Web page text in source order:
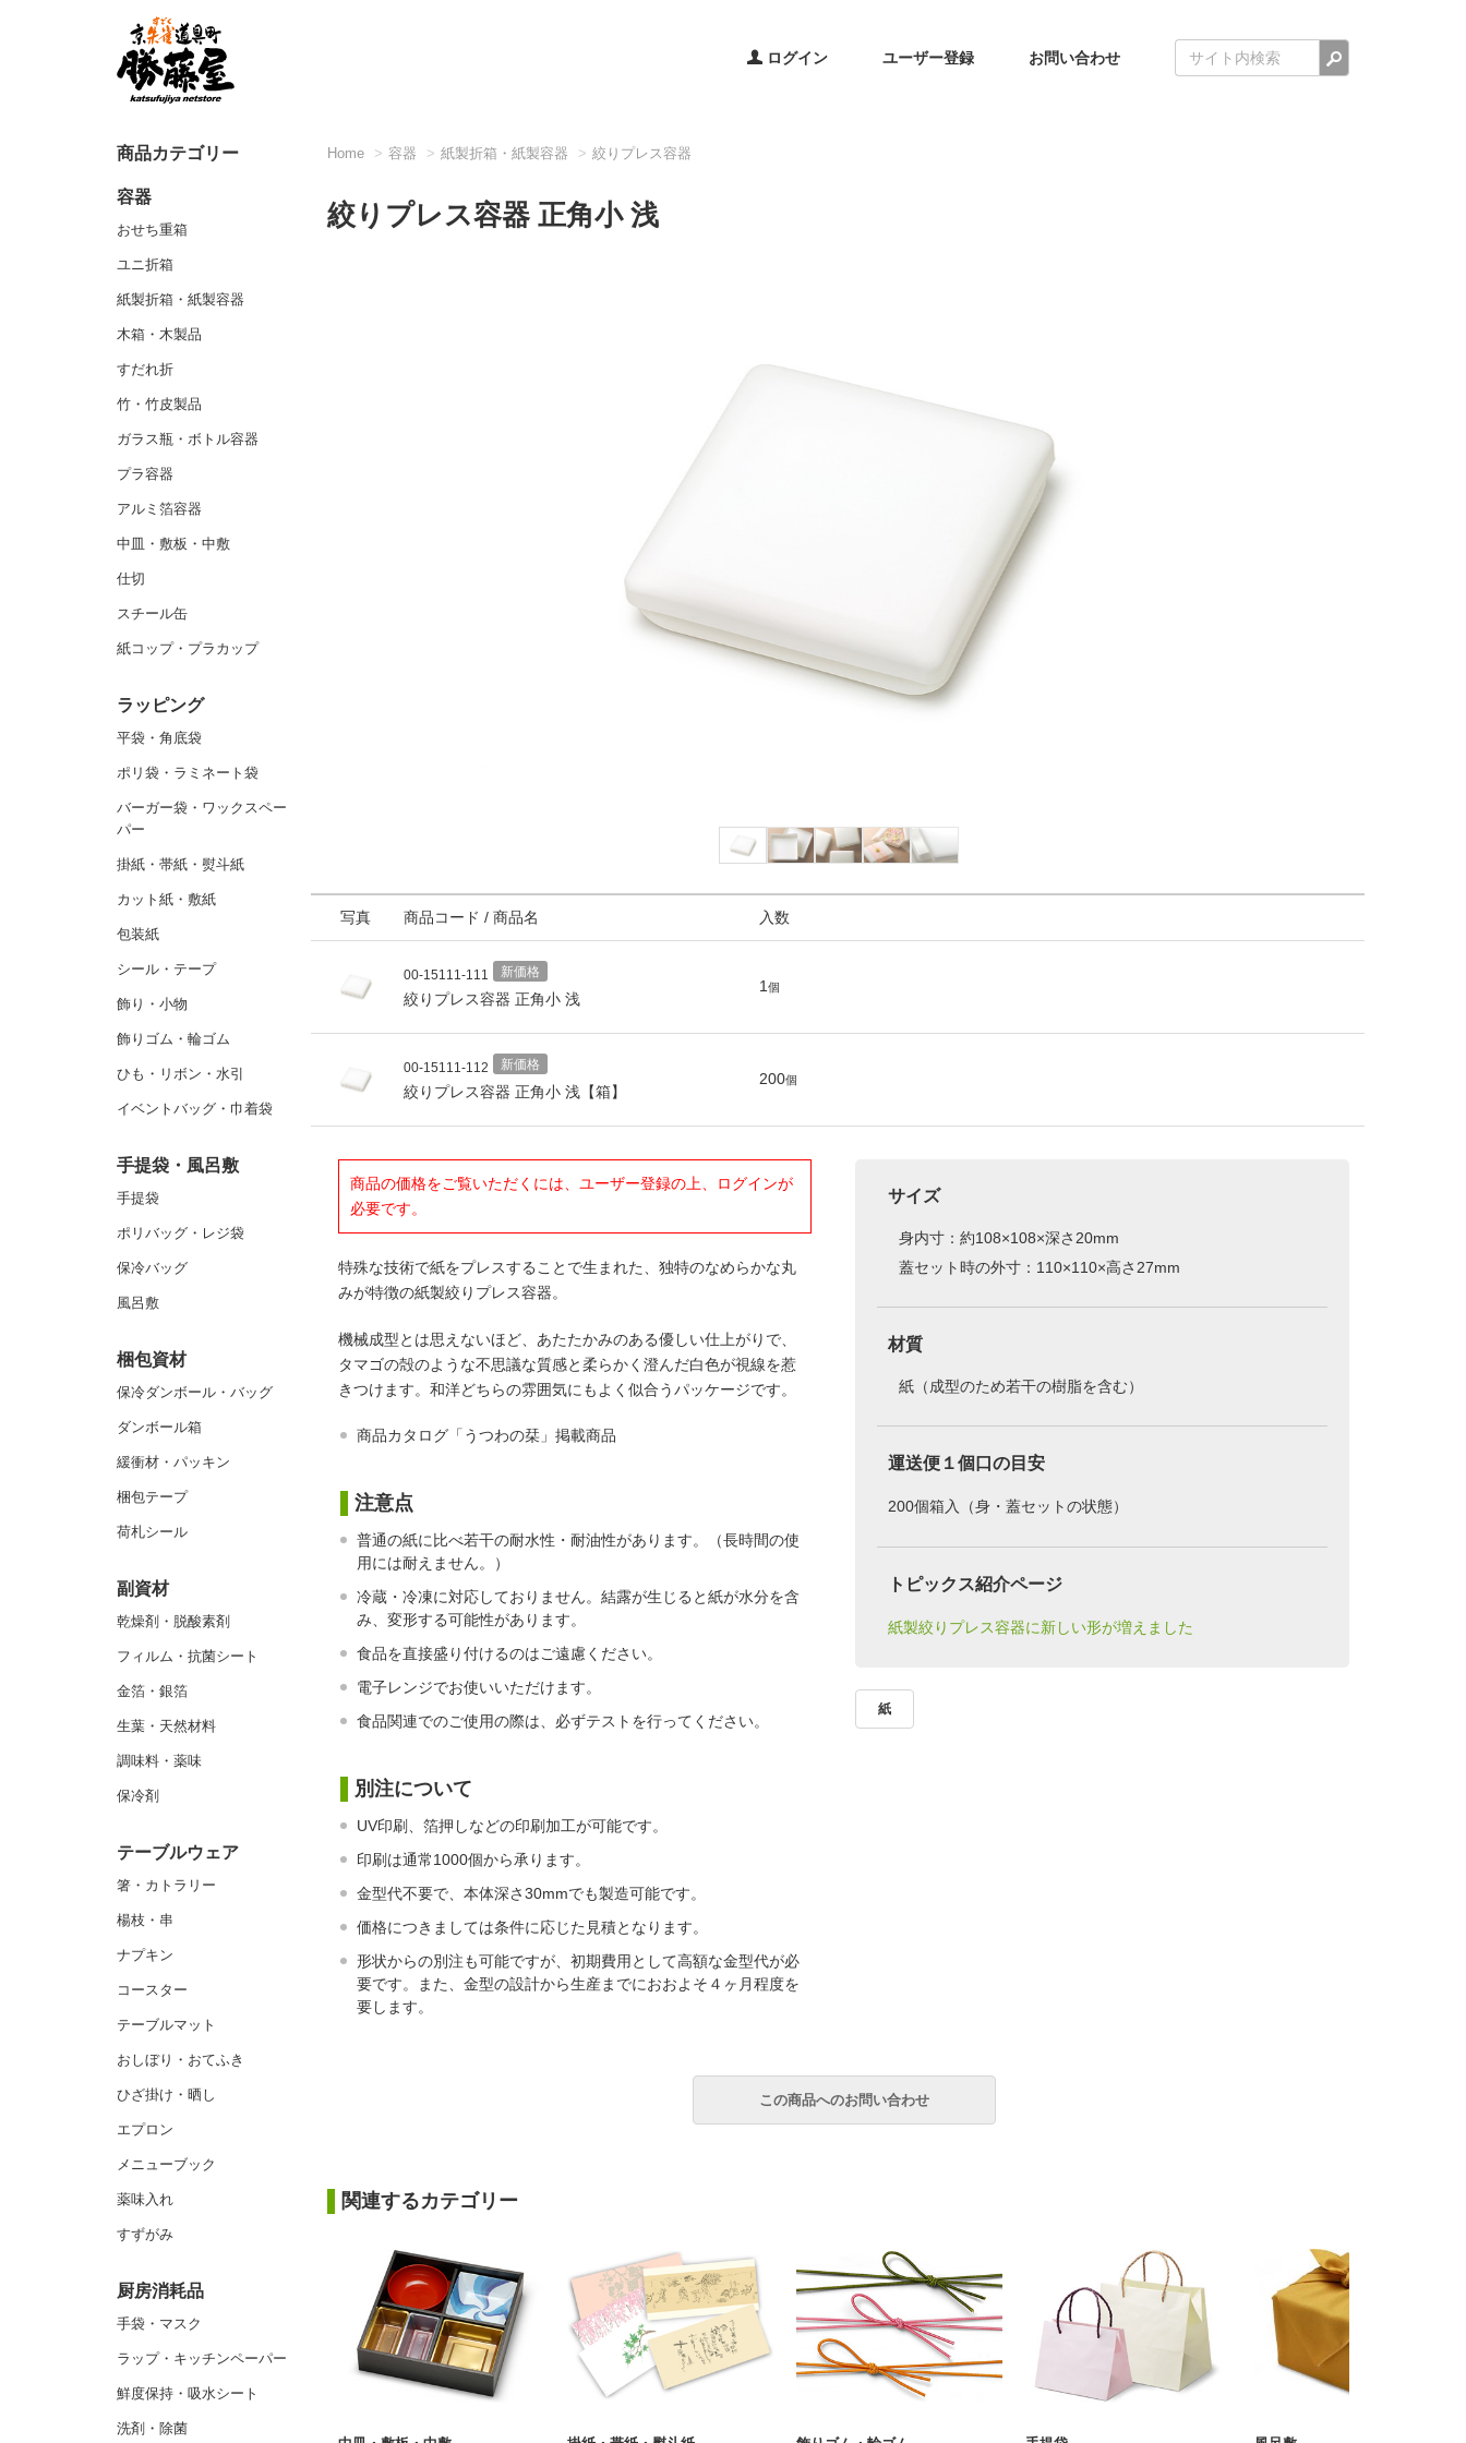
ログイン ユーザー登録 お問い合わせ 検索
商品カテゴリー
容器
おせち重箱
ユニ折箱
紙製折箱・紙製容器
木箱・木製品
すだれ折
竹・竹皮製品
ガラス瓶・ボトル容器
プラ容器
アルミ箔容器
中皿・敷板・中敷
仕切
スチール缶
紙コップ・プラカップ
ラッピング
平袋・角底袋
ポリ袋・ラミネート袋
バーガー袋・ワックスペー
パー
掛紙・帯紙・熨斗紙
カット紙・敷紙
包装紙
シール・テープ
飾り・小物
飾りゴム・輪ゴム
ひも・リボン・水引
イベントバッグ・巾着袋
手提袋・風呂敷
手提袋
ポリバッグ・レジ袋
保冷バッグ
風呂敷
梱包資材
保冷ダンボール・バッグ
ダンボール箱
緩衝材・パッキン
梱包テープ
荷札シール
副資材
乾燥剤・脱酸素剤
フィルム・抗菌シート
金箔・銀箔
生葉・天然材料
調味料・薬味
保冷剤
テーブルウェア
箸・カトラリー
楊枝・串
ナプキン
コースター
テーブルマット
おしぼり・おてふき
ひざ掛け・晒し
エプロン
メニューブック
薬味入れ
すずがみ
厨房消耗品
手袋・マスク
ラップ・キッチンペーパー
鮮度保持・吸水シート
洗剤・除菌
Home 容器 紙製折箱・紙製容器 絞りプレス容器
絞りプレス容器 正角小 浅
写真 商品コード / 商品名 入数
00-15111-111 新価格
絞りプレス容器 正角小 浅
1個
00-15111-112 新価格
絞りプレス容器 正角小 浅【箱】
200個
商品の価格をご覧いただくには、ユーザー登録の上、ログインが
必要です。
特殊な技術で紙をプレスすることで生まれた、独特のなめらかな丸
みが特徴の紙製絞りプレス容器。
機械成型とは思えないほど、あたたかみのある優しい仕上がりで、
タマゴの殻のような不思議な質感と柔らかく澄んだ白色が視線を惹
きつけます。和洋どちらの雰囲気にもよく似合うパッケージです。
商品カタログ「うつわの栞」掲載商品
注意点
普通の紙に比べ若干の耐水性・耐油性があります。（長時間の使
用には耐えません。）
冷蔵・冷凍に対応しておりません。結露が生じると紙が水分を含
み、変形する可能性があります。
食品を直接盛り付けるのはご遠慮ください。
電子レンジでお使いいただけます。
食品関連でのご使用の際は、必ずテストを行ってください。
別注について
UV印刷、箔押しなどの印刷加工が可能です。
印刷は通常1000個から承ります。
金型代不要で、本体深さ30mmでも製造可能です。
価格につきましては条件に応じた見積となります。
形状からの別注も可能ですが、初期費用として高額な金型代が必
要です。また、金型の設計から生産までにおおよそ４ヶ月程度を
要します。
サイズ
身内寸：約108×108×深さ20mm
蓋セット時の外寸：110×110×高さ27mm
材質
紙（成型のため若干の樹脂を含む）
運送便１個口の目安
200個箱入（身・蓋セットの状態）
トピックス紹介ページ
紙製絞りプレス容器に新しい形が増えました
紙
関連するカテゴリー